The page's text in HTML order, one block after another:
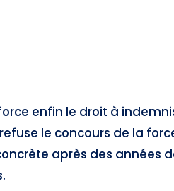
enfin le droit à
le concours de la
après des années